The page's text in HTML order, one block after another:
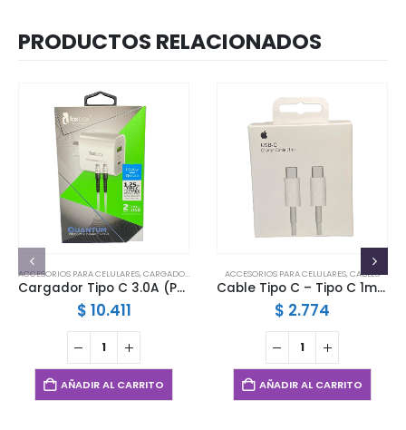
PRODUCTOS RELACIONADOS
ACCESORIOS PARA CELULARES,CARGADORES
Cargador Tipo C 3.0A (PD20W + 1 USB) Foxbox
$ 10.411
AÑADIR AL CARRITO
ACCESORIOS PARA CELULARES,CABLES
Cable Tipo C – Tipo C 1mts Mallado Certificado
$ 2.774
AÑADIR AL CARRITO